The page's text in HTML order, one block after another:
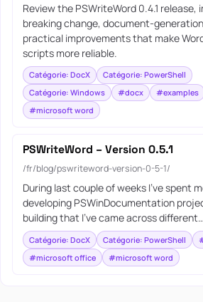
Review the PSWriteWord 0.4.1 release,
breaking change, document-
practical improvements that make
scripts more reliable.
Catégorie: DocX
Catégorie: PowerShell
Catégorie: Windows
#docx
#examples
#microsoft word
PSWriteWord – Version 0.5.1
/fr/blog/pswriteword-version-0-5-1/
During last couple of weeks I’ve spent
developing PSWinDocumentation
building that I’ve came across different…
Catégorie: DocX Catégorie: PowerShell
#microsoft office
#microsoft word